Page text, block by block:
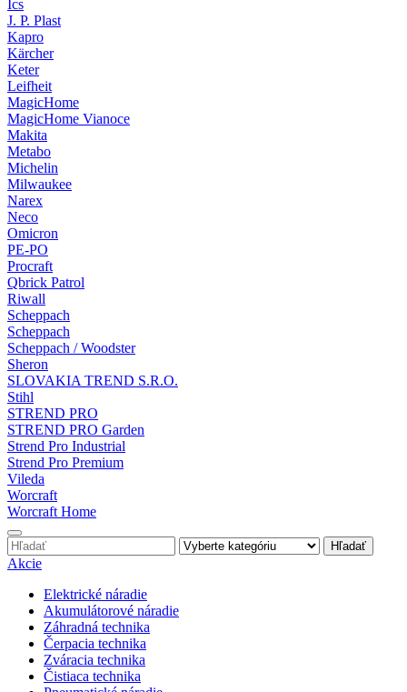
Ics
J. P. Plast
Kapro
Kärcher
Keter
Leifheit
MagicHome
MagicHome Vianoce
Makita
Metabo
Michelin
Milwaukee
Narex
Neco
Omicron
PE-PO
Procraft
Qbrick Patrol
Riwall
Scheppach
Scheppach
Scheppach / Woodster
Sheron
SLOVAKIA TREND S.R.O.
Stihl
STREND PRO
STREND PRO Garden
Strend Pro Industrial
Strend Pro Premium
Vileda
Worcraft
Worcraft Home
Hľadať
Akcie
Elektrické náradie
Akumulátorové náradie
Záhradná technika
Čerpacia technika
Zváracia technika
Čistiaca technika